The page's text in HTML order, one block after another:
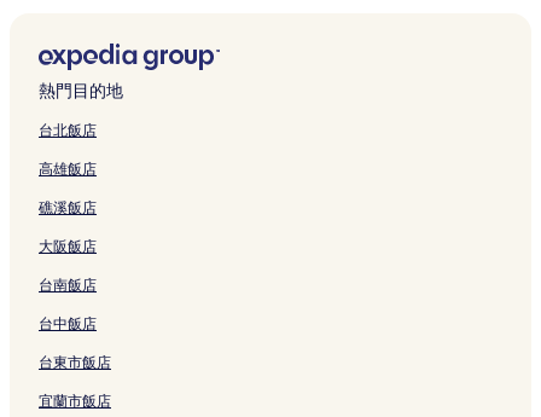
隙頂二延平步道觀雲平台附近的飯店
中正飯店
竹崎飯店
受鎮宮附近的飯店
紫雲寺附近的飯店
達娜伊谷自然生態公園附近的飯店
阿里山飯店
茶之道步道附近的飯店
阿里山國家森林遊樂區附近的飯店
太平雲梯附近的飯店
熱門目的地
台北飯店
高雄飯店
礁溪飯店
大阪飯店
台南飯店
台中飯店
台東市飯店
宜蘭市飯店